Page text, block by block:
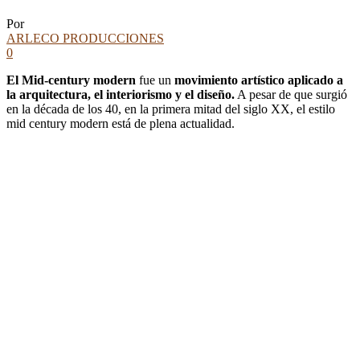
Por
ARLECO PRODUCCIONES
0
El Mid-century modern fue un movimiento artístico aplicado a
la arquitectura, el interiorismo y el diseño. A pesar de que surgió
en la década de los 40, en la primera mitad del siglo XX, el estilo
mid century modern está de plena actualidad.